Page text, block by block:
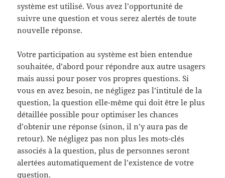
système est utilisé. Vous avez l’opportunité de
suivre une question et vous serez alertés de toute
nouvelle réponse.
Votre participation au système est bien entendue
souhaitée, d’abord pour répondre aux autre usagers
mais aussi pour poser vos propres questions. Si
vous en avez besoin, ne négligez pas l’intitulé de la
question, la question elle-même qui doit être le plus
détaillée possible pour optimiser les chances
d’obtenir une réponse (sinon, il n’y aura pas de
retour). Ne négligez pas non plus les mots-clés
associés à la question, plus de personnes seront
alertées automatiquement de l’existence de votre
question.